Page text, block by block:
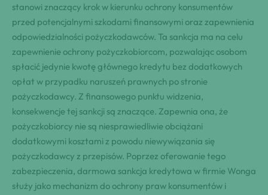
stanowi znaczący krok w kierunku ochrony konsumentów
przed potencjalnymi szkodami finansowymi oraz zapewnienia
odpowiedzialności pożyczkodawców. Ta sankcja ma na celu
zapewnienie ochrony pożyczkobiorcom, pozwalając osobom
spłacić jedynie kwotę głównego kredytu bez dodatkowych
opłat w przypadku naruszeń prawnych po stronie
pożyczkodawcy. Z finansowego punktu widzenia,
konsekwencje tej sankcji są znaczące. Zapewnia ona, że
pożyczkobiorcy nie są niesprawiedliwie obciążani
dodatkowymi kosztami z powodu niewywiązania się
pożyczkodawcy z przepisów. Poprzez oferowanie tego
zabezpieczenia, darmowa sankcja kredytowa w firmie Wonga
służy jako mechanizm do ochrony praw konsumentów i